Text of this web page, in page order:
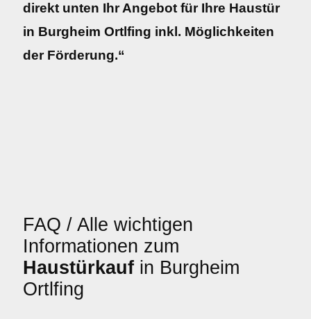
direkt unten Ihr Angebot für Ihre Haustür
in Burgheim Ortlfing inkl. Möglichkeiten
der Förderung.“
FAQ / Alle wichtigen
Informationen zum
Haustürkauf in Burgheim
Ortlfing